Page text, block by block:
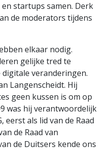
startups samen. Derk
de moderators tijdens
elkaar nodig.
gelijke tred te
veranderingen.
Langenscheidt. Hij
geen kussen is om op
was hij verantwoordelijk
eerst als lid van de Raad
de Raad van
de Duitsers kende ons